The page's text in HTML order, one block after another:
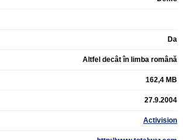
Da
Altfel decât în limba română
162,4 MB
27.9.2004
Activision